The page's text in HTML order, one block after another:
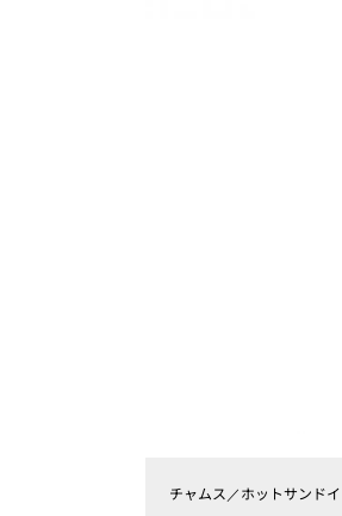
チャムス／ホットサンド